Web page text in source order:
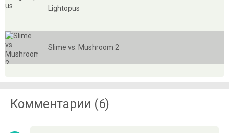
Lightopus
Slime vs. Mushroom 2
Комментарии (6)